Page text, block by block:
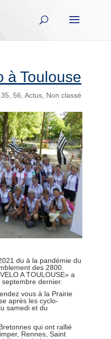
à Toulouse
35 56 Actus, Non classé
du à la pandémie du
des 2800.
A TOULOUSE» a
dernier.
vous à la Prairie
après les cyclo-
samedi et du
qui ont rallié
Rennes, Saint